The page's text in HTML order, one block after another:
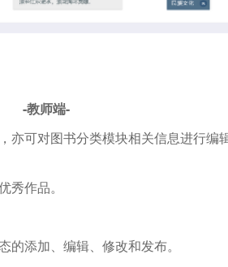
-教师端-
亦可对图书分类模块相关信息进行编
作品。
添加、编辑、修改和发布。